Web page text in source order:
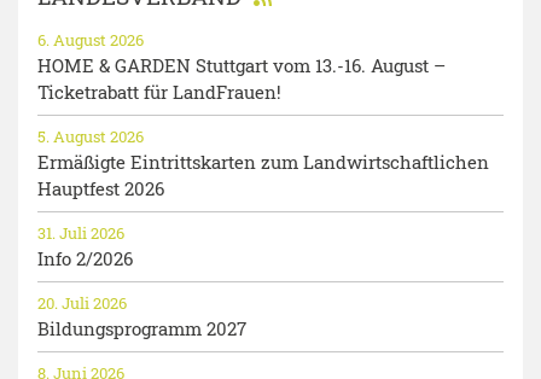
HOME & GARDEN Stuttgart vom 13.-16. August –
Ticketrabatt für LandFrauen!
6. August 2026
Ermäßigte Eintrittskarten zum Landwirtschaftlichen
Hauptfest 2026
5. August 2026
Info 2/2026
31. Juli 2026
Bildungsprogramm 2027
20. Juli 2026
8. Juni 2026